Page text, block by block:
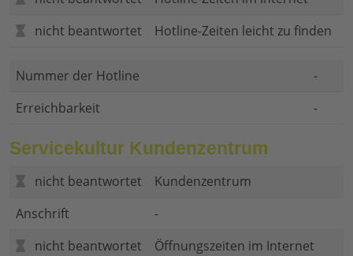
nicht beantwortet
Hotline-Zeiten leicht zu finden
Nummer der Hotline
-
Erreichbarkeit
-
Servicekultur Kundenzentrum
nicht beantwortet
Kundenzentrum
Anschrift
-
nicht beantwortet
Öffnungszeiten im Internet